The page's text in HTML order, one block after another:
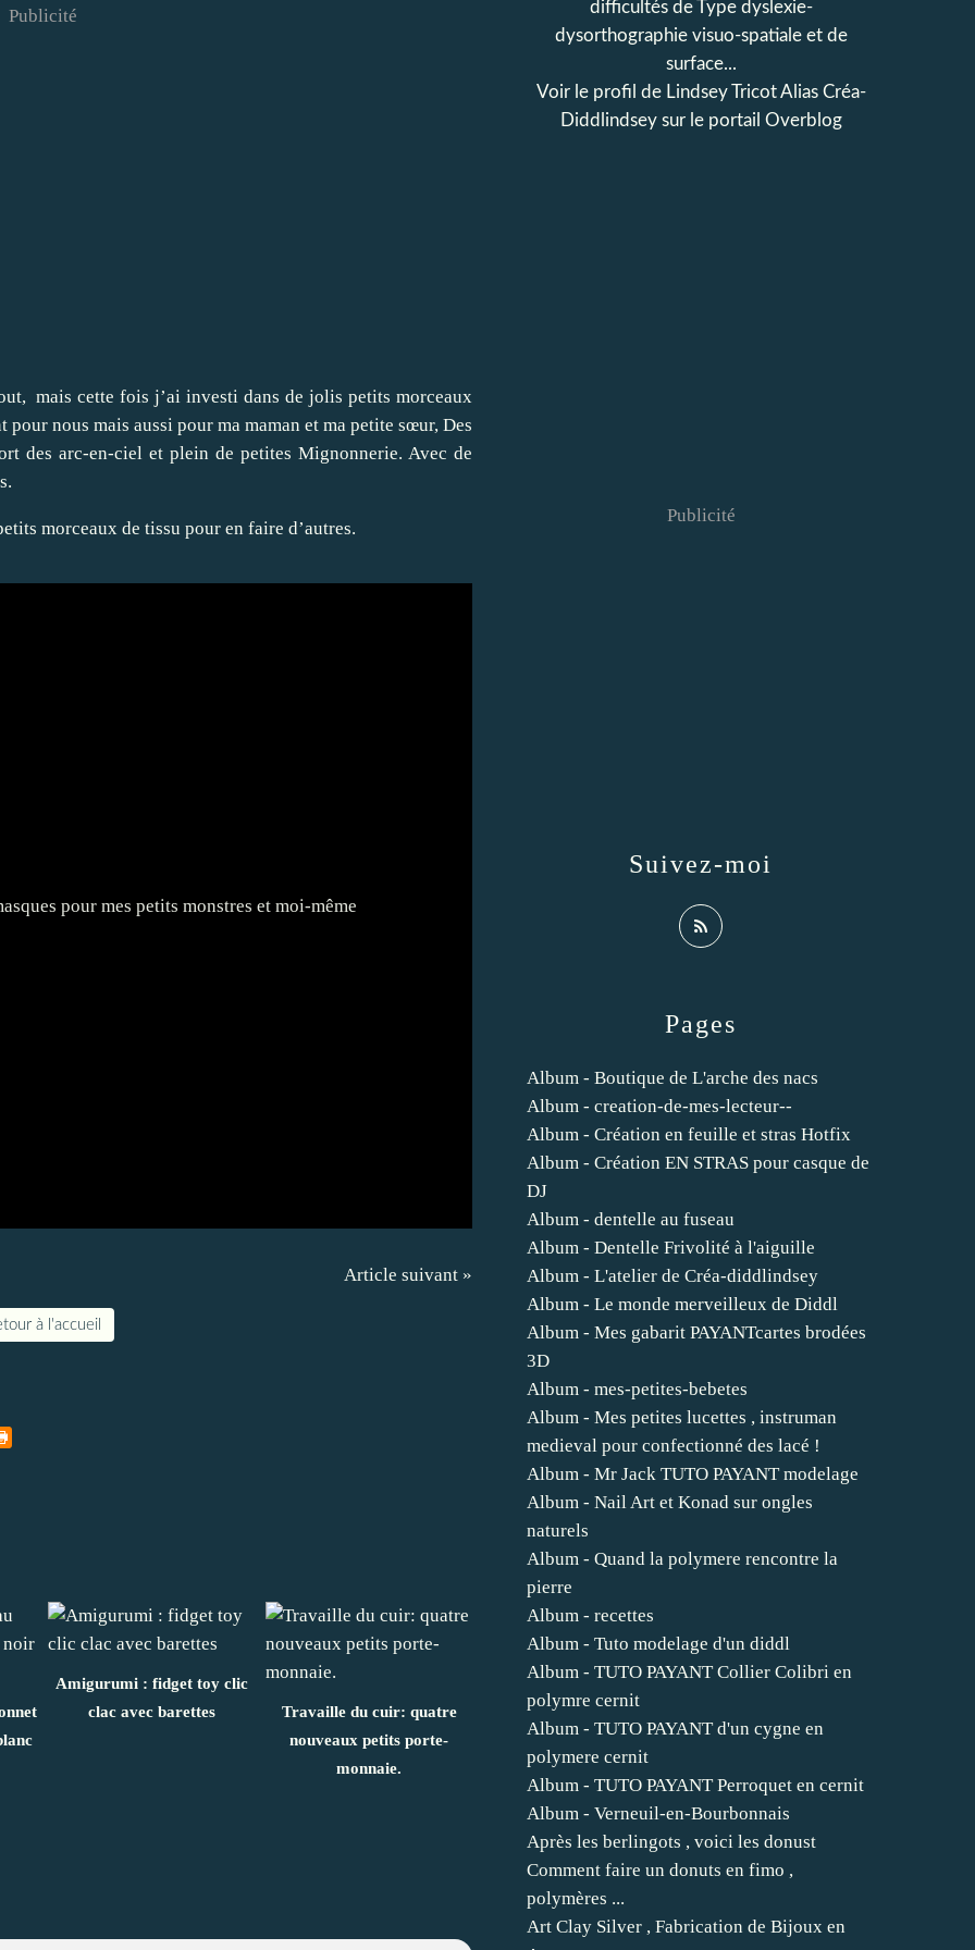
Publicité
mais cette fois j’ai investi dans de jolis petits morceaux
nous mais aussi pour ma maman et ma petite sœur, Des
des arc-en-ciel et plein de petites Mignonnerie. Avec de
morceaux de tissu pour en faire d’autres.
Article suivant »
à l'accueil
Amigurumi : fidget toy clic
clac avec barettes
Travaille du cuir: quatre
nouveaux petits porte-
monnaie.
Pages
Album - Boutique de L'arche des nacs
Album - creation-de-mes-lecteur--
Album - Création en feuille et stras Hotfix
Album - Création EN STRAS pour casque de
DJ
Album - dentelle au fuseau
Album - Dentelle Frivolité à l'aiguille
Album - L'atelier de Créa-diddlindsey
Album - Le monde merveilleux de Diddl
Album - Mes gabarit PAYANTcartes brodées
3D
Album - mes-petites-bebetes
Album - Mes petites lucettes , instruman
medieval pour confectionné des lacé !
Album - Mr Jack TUTO PAYANT modelage
Album - Nail Art et Konad sur ongles
naturels
Album - Quand la polymere rencontre la
pierre
Album - recettes
Album - Tuto modelage d'un diddl
Album - TUTO PAYANT Collier Colibri en
polymre cernit
Album - TUTO PAYANT d'un cygne en
polymere cernit
Album - TUTO PAYANT Perroquet en cernit
Album - Verneuil-en-Bourbonnais
Après les berlingots , voici les donust
Comment faire un donuts en fimo ,
polymères ...
Art Clay Silver , Fabrication de Bijoux en
difficultés de Type dyslexie-
dysorthographie visuo-spatiale et de
surface...
Voir le profil de Lindsey Tricot Alias Créa-
Diddlindsey sur le portail Overblog
Suivez-moi
Publicité